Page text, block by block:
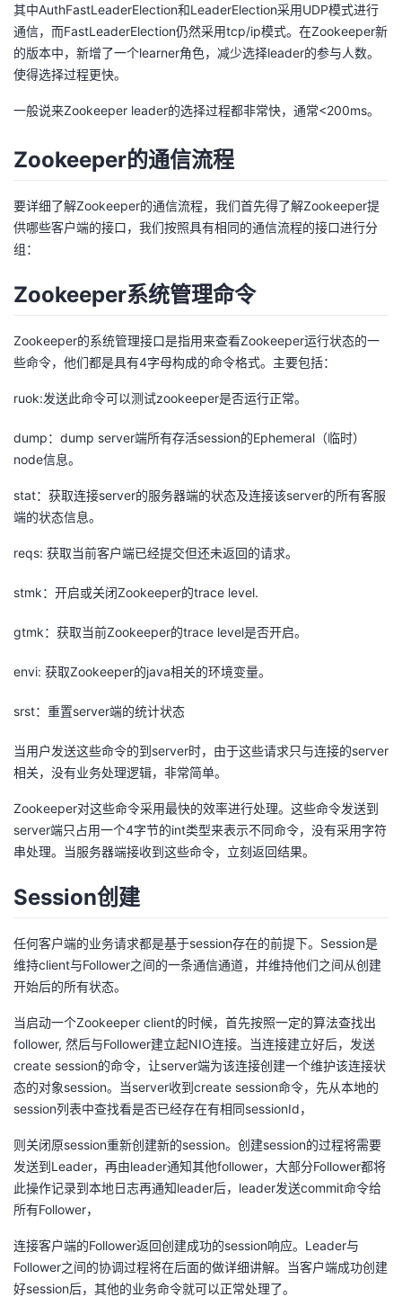
其中AuthFastLeaderElection和LeaderElection采用UDP模式进行
通信，而FastLeaderElection仍然采用tcp/ip模式。在Zookeeper新
的版本中，新增了一个learner角色，减少选择leader的参与人数。
使得选择过程更快。
一般说来Zookeeper leader的选择过程都非常快，通常<200ms。
Zookeeper的通信流程
要详细了解Zookeeper的通信流程，我们首先得了解Zookeeper提
供哪些客户端的接口，我们按照具有相同的通信流程的接口进行分
组：
Zookeeper系统管理命令
Zookeeper的系统管理接口是指用来查看Zookeeper运行状态的一
些命令，他们都是具有4字母构成的命令格式。主要包括：
ruok:发送此命令可以测试zookeeper是否运行正常。
dump：dump server端所有存活session的Ephemeral（临时）
node信息。
stat：获取连接server的服务器端的状态及连接该server的所有客服
端的状态信息。
reqs: 获取当前客户端已经提交但还未返回的请求。
stmk：开启或关闭Zookeeper的trace level.
gtmk：获取当前Zookeeper的trace level是否开启。
envi: 获取Zookeeper的java相关的环境变量。
srst：重置server端的统计状态
当用户发送这些命令的到server时，由于这些请求只与连接的server
相关，没有业务处理逻辑，非常简单。
Zookeeper对这些命令采用最快的效率进行处理。这些命令发送到
server端只占用一个4字节的int类型来表示不同命令，没有采用字符
串处理。当服务器端接收到这些命令，立刻返回结果。
Session创建
任何客户端的业务请求都是基于session存在的前提下。Session是
维持client与Follower之间的一条通信通道，并维持他们之间从创建
开始后的所有状态。
当启动一个Zookeeper client的时候，首先按照一定的算法查找出
follower, 然后与Follower建立起NIO连接。当连接建立好后，发送
create session的命令，让server端为该连接创建一个维护该连接状
态的对象session。当server收到create session命令，先从本地的
session列表中查找看是否已经存在有相同sessionId，
则关闭原session重新创建新的session。创建session的过程将需要
发送到Leader，再由leader通知其他follower，大部分Follower都将
此操作记录到本地日志再通知leader后，leader发送commit命令给
所有Follower，
连接客户端的Follower返回创建成功的session响应。Leader与
Follower之间的协调过程将在后面的做详细讲解。当客户端成功创建
好session后，其他的业务命令就可以正常处理了。